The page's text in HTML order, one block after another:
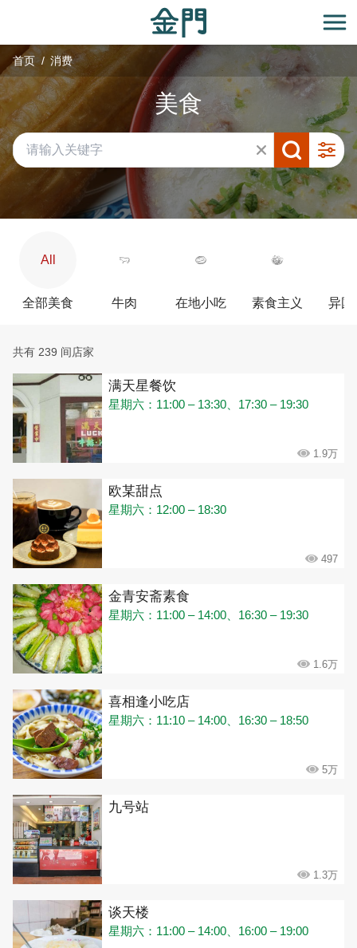
主
要
内
容
区
块
开
首页 消费
美食
All
全部美食 牛肉 在地小吃 素食主义 异国
共有 239 间店家
满天星餐饮
星期六：11:00 – 13:30、17:30 – 19:30
1.9万
欧某甜点
星期六：12:00 – 18:30
497
金青安斋素食
星期六：11:00 – 14:00、16:30 – 19:30
1.6万
喜相逢小吃店
星期六：11:10 – 14:00、16:30 – 18:50
5万
九号站
1.3万
谈天楼
星期六：11:00 – 14:00、16:00 – 19:00